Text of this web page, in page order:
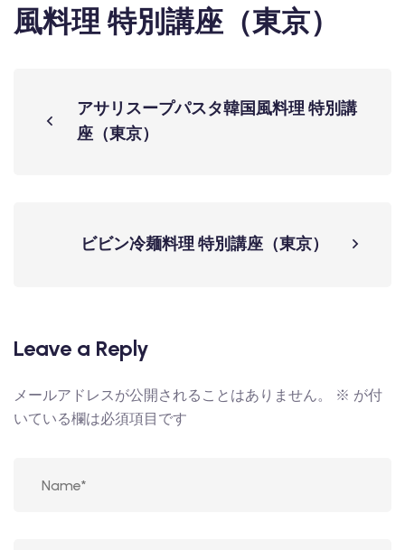
風料理 特別講座（東京）
アサリスープパスタ韓国風料理 特別講
座（東京）
ビビン冷麺料理 特別講座（東京）
Leave a Reply
メールアドレスが公開されることはありません。 ※ が付
いている欄は必須項目です